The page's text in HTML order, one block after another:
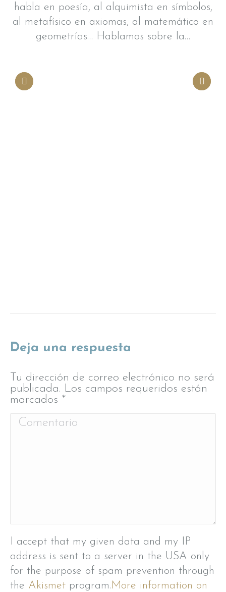
habla en poesía, al alquimista en símbolos,
al metafísico en axiomas, al matemático en
geometrías… Hablamos sobre la…
Deja una respuesta
Tu dirección de correo electrónico no será
publicada. Los campos requeridos están
marcados *
Comentario
I accept that my given data and my IP
address is sent to a server in the USA only
for the purpose of spam prevention through
the Akismet program. More information on